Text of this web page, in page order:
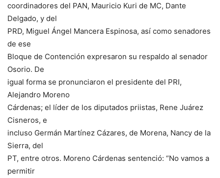
coordinadores del PAN, Mauricio Kuri de MC, Dante
Delgado, y del
PRD, Miguel Ángel Mancera Espinosa, así como senadores
de ese
Bloque de Contención expresaron su respaldo al senador
Osorio. De
igual forma se pronunciaron el presidente del PRI,
Alejandro Moreno
Cárdenas; el líder de los diputados priistas, Rene Juárez
Cisneros, e
incluso Germán Martínez Cázares, de Morena, Nancy de la
Sierra, del
PT, entre otros. Moreno Cárdenas sentenció: “No vamos a
permitir